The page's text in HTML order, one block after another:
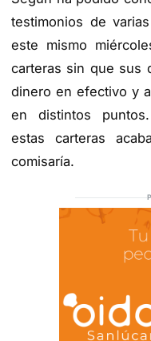
testimonios de
este mismo
carteras sin que sus
dinero en efectivo y
en distintos
estas carteras
comisaría.